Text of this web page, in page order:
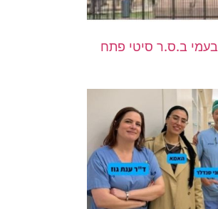
רעידת אדמה קולינרית בעיר: מתחם EATALIA בעמי ב.ס.ר סיטי פתח